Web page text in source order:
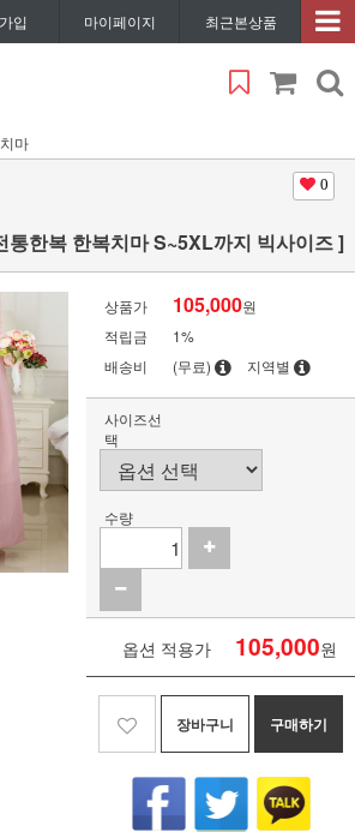
입 마이페이지 최근본상품
마
0
통한복 한복치마 S~5XL까지 빅사이즈 ]
상품가 105,000원
적립금
1%
배송비
(무료) 지역별
사이즈선
택
수량
옵션 적용가 105,000원
장바구니 구매하기